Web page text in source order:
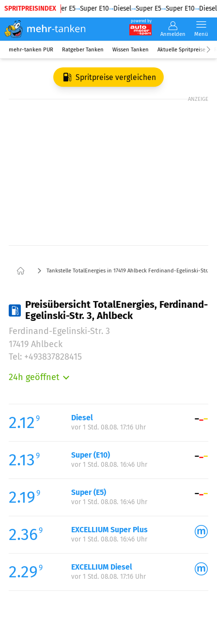
SPRITPREISINDEX
Diesel Super E5 Super E10 Diesel Super E5 Super E10 Diesel
powered by
Anmelden Menü
mehr-tanken PUR Ratgeber Tanken Wissen Tanken Aktuelle Spritpreise
Spritpreise vergleichen
ANZEIGE
Tankstelle TotalEnergies in 17419 Ahlbeck Ferdinand-Egelinski-Str. 3
Preisübersicht TotalEnergies, Ferdinand-
Egelinski-Str. 3, Ahlbeck
Ferdinand-Egelinski-Str. 3
17419 Ahlbeck
Tel: +493837828415
24h geöffnet
Mittwoch:
00:00-24:00
Donnerstag:
Samstag:
00:00-24:00
Sonntag:
2.12 9 Diesel
vor 1 Std. 08.08. 17:16 Uhr
2.13 9 Super (E10)
vor 1 Std. 08.08. 16:46 Uhr
2.19 9 Super (E5)
vor 1 Std. 08.08. 16:46 Uhr
2.369 EXCELLIUM Super Plus
vor 1 Std. 08.08. 16:46 Uhr
2.29 9 EXCELLIUM Diesel
vor 1 Std. 08.08. 17:16 Uhr